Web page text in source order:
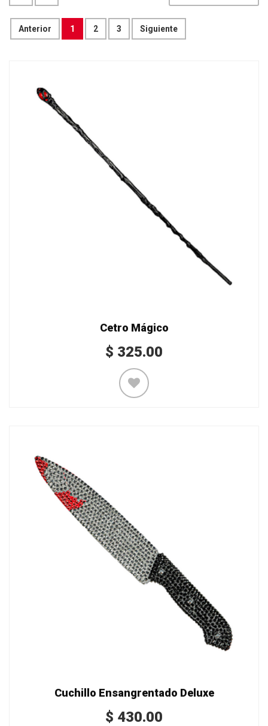
Anterior 1 2 3 Siguiente
Cetro Mágico
$ 325.00
Cuchillo Ensangrentado Deluxe
$ 430.00